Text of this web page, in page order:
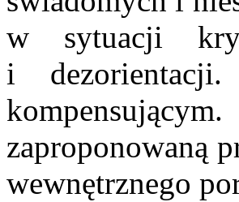
w sytuacji
i
zaproponowaną
wewnętrznego